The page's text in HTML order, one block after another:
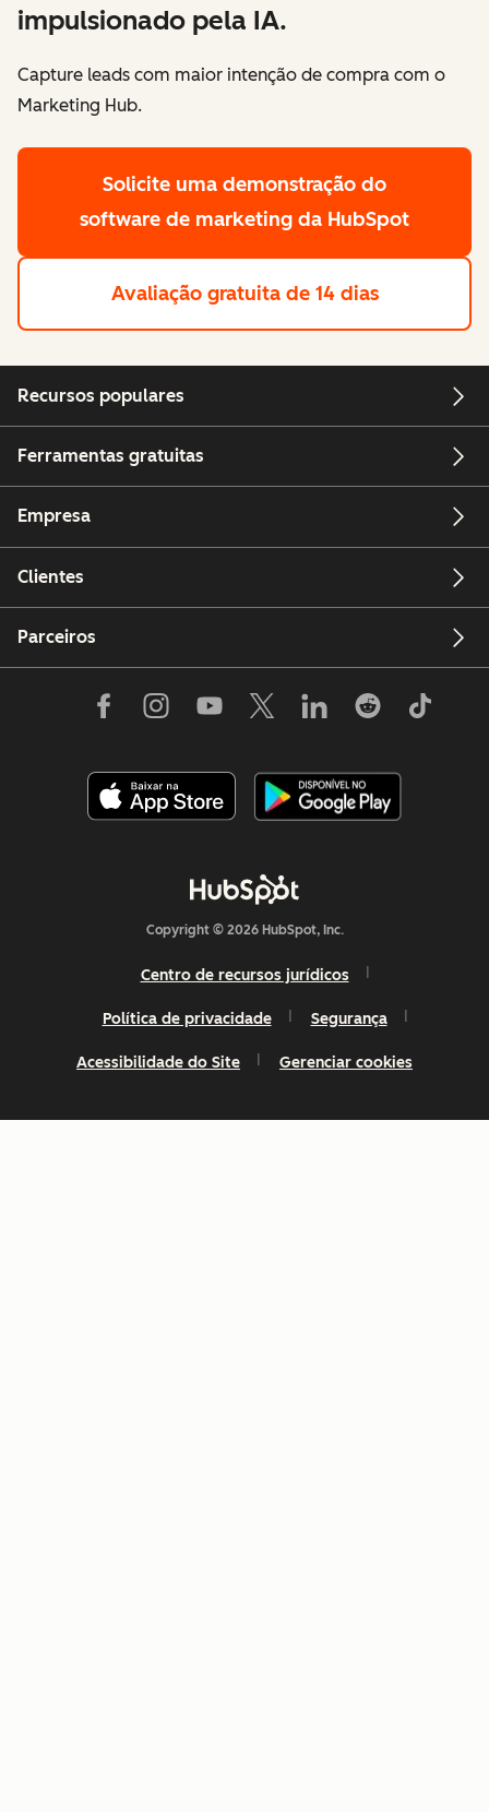
impulsionado pela IA.
Capture leads com maior intenção de compra com o
Marketing Hub.
Solicite uma demonstração do
software de marketing da HubSpot
Avaliação gratuita de 14 dias
Recursos populares
Ferramentas gratuitas
Empresa
Clientes
Parceiros
Copyright © 2026 HubSpot, Inc.
Centro de recursos jurídicos
Política de privacidade Segurança
Acessibilidade do Site Gerenciar cookies